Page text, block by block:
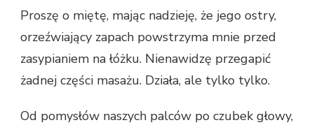
Proszę o miętę, mając nadzieję, że jego ostry,
orzeźwiający zapach powstrzyma mnie przed
zasypianiem na łóżku. Nienawidzę przegapić
żadnej części masażu. Działa, ale tylko tylko.
Od pomysłów naszych palców po czubek głowy,